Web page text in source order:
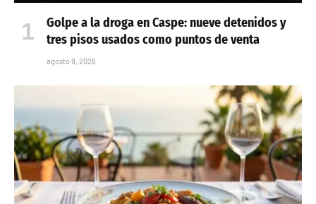
Golpe a la droga en Caspe: nueve detenidos y
tres pisos usados como puntos de venta
agosto 9, 2026